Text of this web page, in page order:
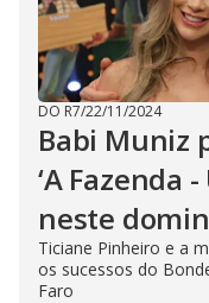
DO R7/22/11/2024
Babi Muniz
‘A Fazenda
neste
Ticiane Pinheiro e a
os sucessos do
Faro